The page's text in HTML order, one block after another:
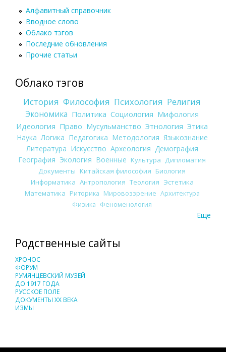
Алфавитный справочник
Вводное слово
Облако тэгов
Последние обновления
Прочие статьи
Облако тэгов
История Философия Психология Религия
Экономика Политика Социология Мифология
Идеология Право Мусульманство Этнология Этика
Наука Логика Педагогика Методология Языкознание
Литература Искусство Археология Демография
География Экология Военные Культура
Дипломатия
Документы Китайская философия Биология
Информатика Антропология Теология Эстетика
Математика Риторика Мировоззрение Архитектура
Физика Феноменология
Еще
Родственные сайты
ХРОНОС
ФОРУМ
РУМЯНЦЕВСКИЙ МУЗЕЙ
ДО 1917 ГОДА
РУССКОЕ ПОЛЕ
ДОКУМЕНТЫ XX ВЕКА
ИЗМЫ